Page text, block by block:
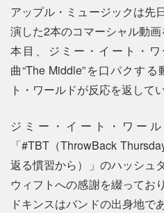
アップル・ミュージックは先
演した2本のコマーシャル動
本目、ジミー・イート・
曲“The Middle”を口パクす
ト・ワールドが反応を返してい
ジミー・イート・ワー
「#TBT（ThrowBack
返る慣習から）」のハッシュ
ウィフトへの感謝を綴ってお
ドキンスはバンドの出身地で